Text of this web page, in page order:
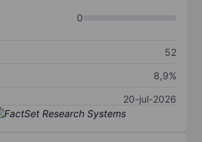
0
52
8,9%
20-jul-2026